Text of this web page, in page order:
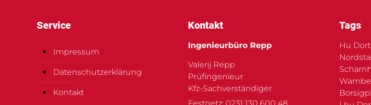
Service
Impressum
Datenschutzerklärung
Kontakt
Kontakt
Ingenieurbüro Repp
Valerij Repp
Prüfingenieur
Kfz-Sachverständiger
Festnetz: 0231 130 600 48
Tags
Hu